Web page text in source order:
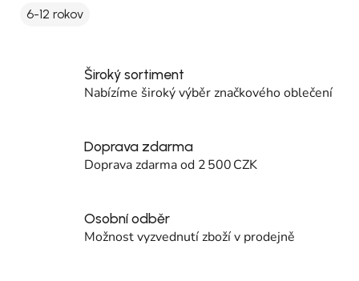
6-12 rokov
Široký sortiment
Nabízíme široký výběr značkového oblečení
Doprava zdarma
Doprava zdarma od 2 500 CZK
Osobní odběr
Možnost vyzvednutí zboží v prodejně